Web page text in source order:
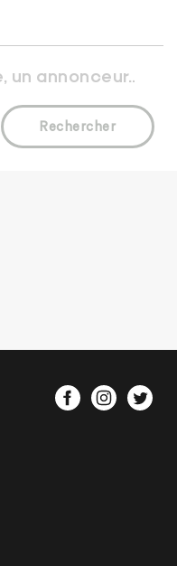
Rechercher